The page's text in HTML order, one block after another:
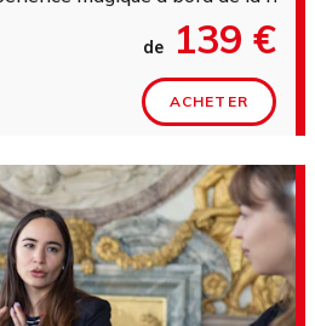
de 139 €
ACHETER